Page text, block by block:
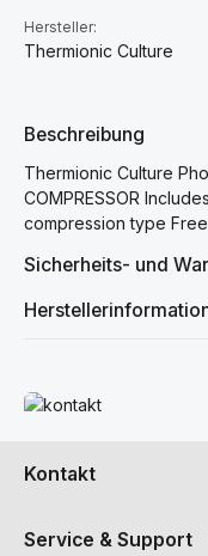
Hersteller:
Thermionic Culture
Beschreibung
Thermionic Culture
COMPRESSOR
compression type
Sicherheits- und
Mehr erfahren
Kontakt
Service & Support